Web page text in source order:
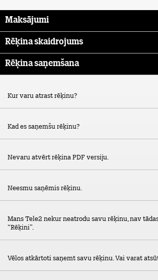
Maksājumi
Rēķina skaidrojums
Rēķina saņemšana
Kur varu atrast rēķinu?
Kad es saņemšu rēķinu?
Nevaru atvērt rēķina PDF versiju.
Neesmu saņēmis rēķinu.
Mans Tele2 nekur neatrodu savu rēķinu, nav
“Rēķini”.
Vēlos atkārtoti saņemt savu rēķinu. Vai varat